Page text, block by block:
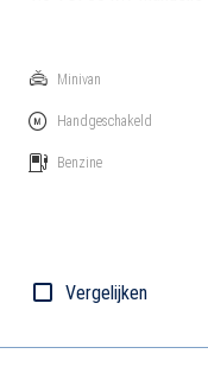
Minivan
Handgeschakeld
Benzine
Vergelijken